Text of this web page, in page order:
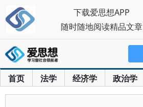
首页 法学 经济学 政治学
下载爱思想APP
随时随地阅读精品文章